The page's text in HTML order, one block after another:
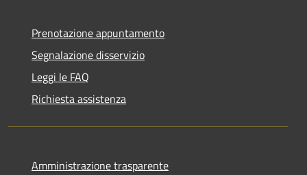
Prenotazione appuntamento
Segnalazione disservizio
Leggi le FAQ
Richiesta assistenza
Amministrazione trasparente